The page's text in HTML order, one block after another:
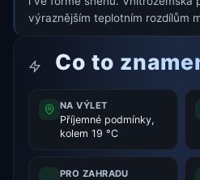
výraznějším teplotním rozdílům
Co to
NA VÝLET
Příjemné podmínky,
kolem 19 °C
PRO ZAHRADU